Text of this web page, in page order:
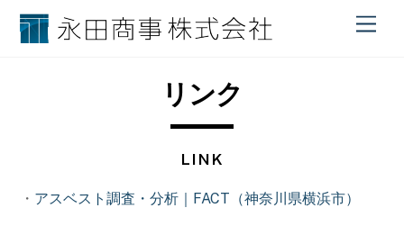
M
e
リンク
LINK
・ アスベスト調査・分析｜FACT（神奈川県横浜市）